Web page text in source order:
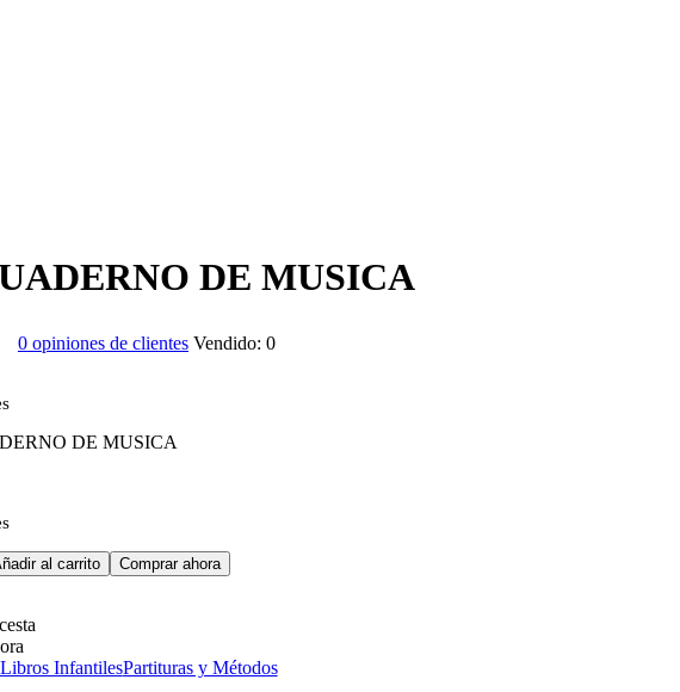
DE MUSICA
0opiniones de clientes Vendido: 0
al carrito Comprar ahora
Libros InfantilesPartituras y Métodos